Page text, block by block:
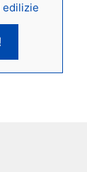
edilizie